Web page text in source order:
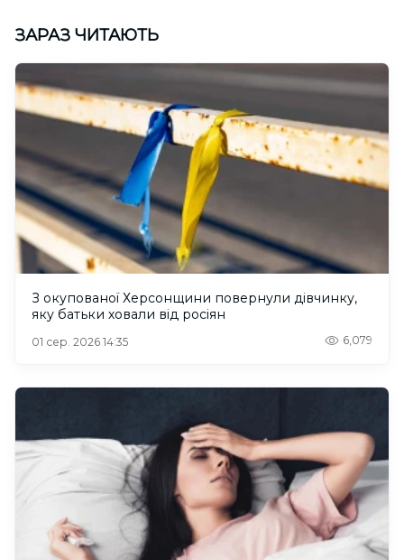
ЗАРАЗ ЧИТАЮТЬ
З окупованої Херсонщини повернули дівчинку,
яку батьки ховали від росіян
01 сер. 2026 14:35 6,079